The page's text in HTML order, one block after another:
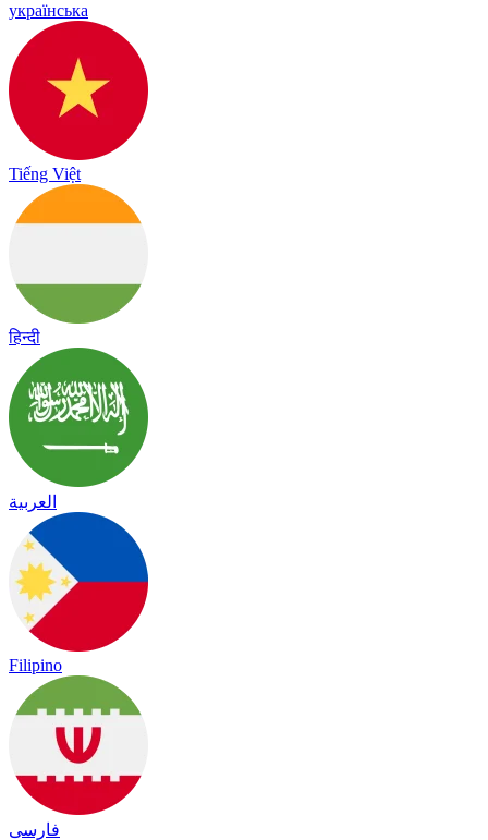
українська
Tiếng Việt
हिन्दी
العربية
Filipino
فارسی